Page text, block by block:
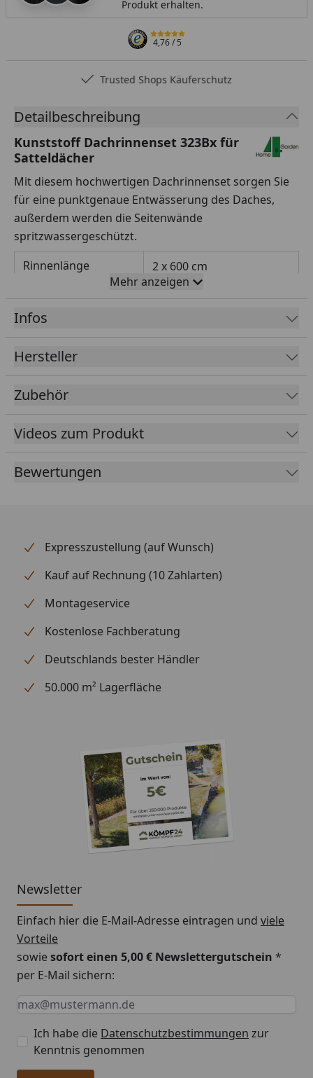
Produkt erhalten.
4,76/ 5
Trusted Shops Käuferschutz
Detailbeschreibung
Kunststoff Dachrinnenset 323Bx für
Satteldächer
Mit diesem hochwertigen Dachrinnenset sorgen Sie
für eine punktgenaue Entwässerung des Daches,
außerdem werden die Seitenwände
spritzwassergeschützt.
Rinnenlänge
2 x 600 cm
Fallrohrdurchmesser
60 mm
Material
Farbe
Lieferumfang
Rinnenrohre
Montageanleitung
Optional erhältlich
(siehe Reiter
"Zubehör")
Regensammler mit
Überlaufstopp jeweils für
Wasserspeier
Hinweis: Für die Montage werden Traufbretter
Montageanleitung Wulstrinne Typ 300
(Rinnenbreite 125 mm)
Mehr anzeigen
Infos
Hersteller
Zubehör
Videos zum Produkt
Bewertungen
Expresszustellung (auf Wunsch)
Kauf auf Rechnung (10 Zahlarten)
Montageservice
Kostenlose Fachberatung
Deutschlands bester Händler
50.000 m² Lagerfläche
Newsletter
Einfach hier die E-Mail-Adresse eintragen und viele
Vorteile
sowiesofort einen 5,00 € Newslettergutschein *
per E-Mail sichern:
Keine Eingabe erforderlich
Eingabe erforderlich
E-Mail *
Ich habe die Datenschutzbestimmungen zur
Kenntnis genommen